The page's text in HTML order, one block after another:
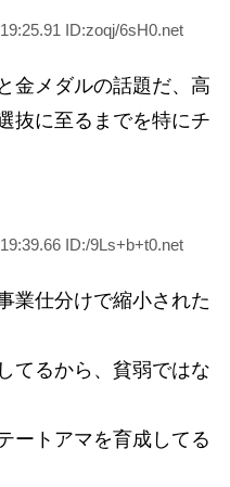
ID:zoqj/6sH0.net
金メダルの話題だ、高
抜に至るまでを特にチ
ID:/9Ls+b+t0.net
業仕分けで縮小された
てるから、貧弱ではな
ートアマを育成してる